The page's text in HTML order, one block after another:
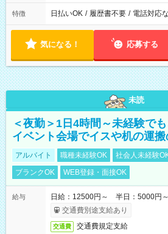
特徴 日払いOK / 履歴書不要 / 電話対応
気になる！ 応募する
未読
＜夜勤＞1日4時間～未経験で
イベント会場でイスや机の運
アルバイト 職種未経験OK 社会人未経験
ブランクOK
WEB登録・面接OK
給与
日給：12500円～ 半日：5000円
交通費別途支給あり
交通費 交通費規定支給